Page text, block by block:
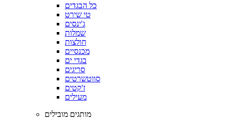
כל הבגדים
טי שירט
ג'ינסים
שמלות
חולצות
מכנסיים
בגדי ים
סריגים
סווטשרטים
ז'קטים
מעילים
מותגים מובילים